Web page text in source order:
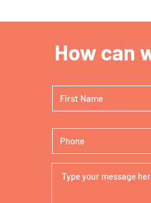
How can